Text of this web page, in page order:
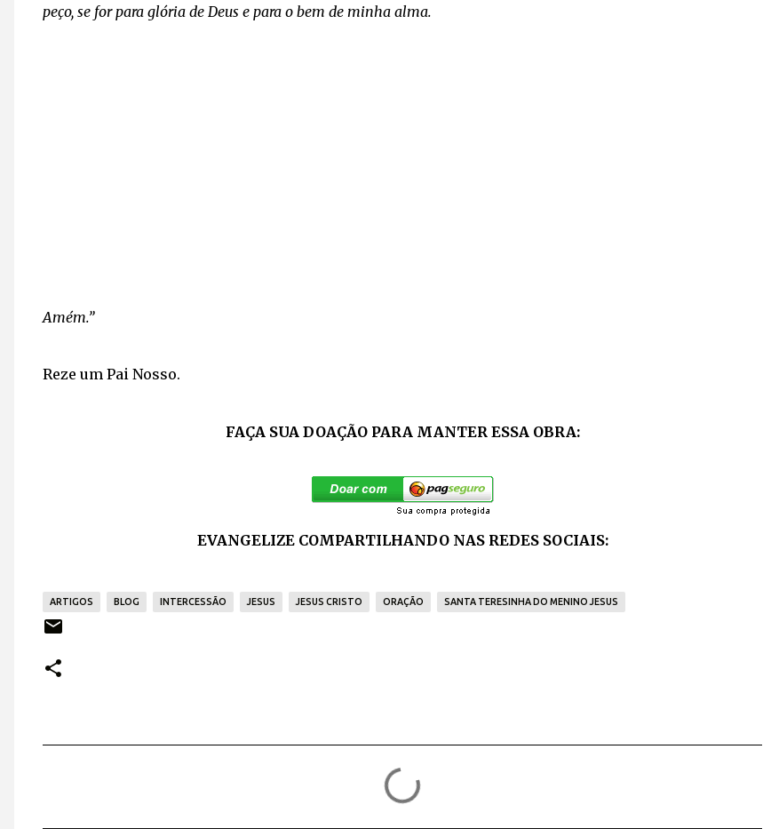
peço, se for para glória de Deus e para o bem de minha alma.
Amém.”
Reze um Pai Nosso.
FAÇA SUA DOAÇÃO PARA MANTER ESSA OBRA:
EVANGELIZE COMPARTILHANDO NAS REDES SOCIAIS:
ARTIGOS BLOG INTERCESSÃO JESUS JESUS CRISTO ORAÇÃO SANTA TERESINHA DO MENINO JESUS